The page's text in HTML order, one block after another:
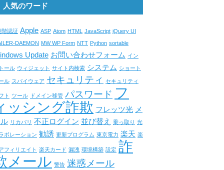
人気のワード
階認証 Apple ASP Atom HTML JavaScript jQuery UI
DAEMON MW WP Form NTT Python sortable
Update お問い合わせフォーム イン
ール ウィジェット サイト内検索 システム ショート
ル スパイウェア セキュリティ セキュリティ
ト ツール ドメイン移管 パスワード フ
ッシング詐欺 フレッツ光 メ
リカバリ 不正ログイン 並び替え 乗っ取り 光
ボレーション 勧誘 更新プログラム 東京電力 楽天 楽
フィリエイト 楽天カード 漏洩 環境構築 設定 詐
メール 警告 迷惑メール